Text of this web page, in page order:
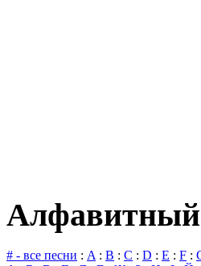
Алфавитный
# - все песни : A: B : C : D : E : F :